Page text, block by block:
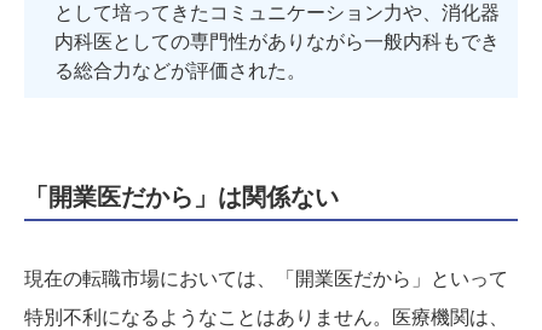
として培ってきたコミュニケーション力や、消化器
内科医としての専門性がありながら一般内科もでき
る総合力などが評価された。
「開業医だから」は関係ない
現在の転職市場においては、「開業医だから」といって
特別不利になるようなことはありません。医療機関は、